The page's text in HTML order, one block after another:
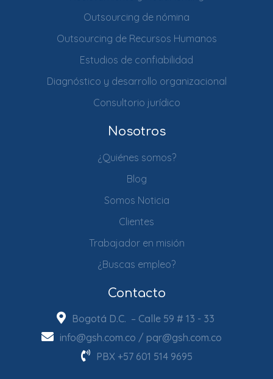
Outsourcing de nómina
Outsourcing de Recursos Humanos
Estudios de confiabilidad
Diagnóstico y desarrollo organizacional
Consultorio jurídico
Nosotros
¿Quiénes somos?
Blog
Somos Noticia
Clientes
Trabajador en misión
¿Buscas empleo?
Contacto
Bogotá D.C. – Calle 59 # 13 - 33
info@gsh.com.co / pqr@gsh.com.co
PBX +57 601 514 9695